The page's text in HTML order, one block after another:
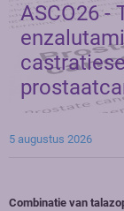
ASCO26 -
5 augustus 2026
Combinatie van